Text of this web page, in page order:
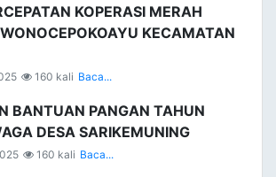
KOPERASI MERAH
KECAMATAN
160 kali Baca...
BANTUAN PANGAN TAHUN
DESA SARIKEMUNING
160 kali Baca...